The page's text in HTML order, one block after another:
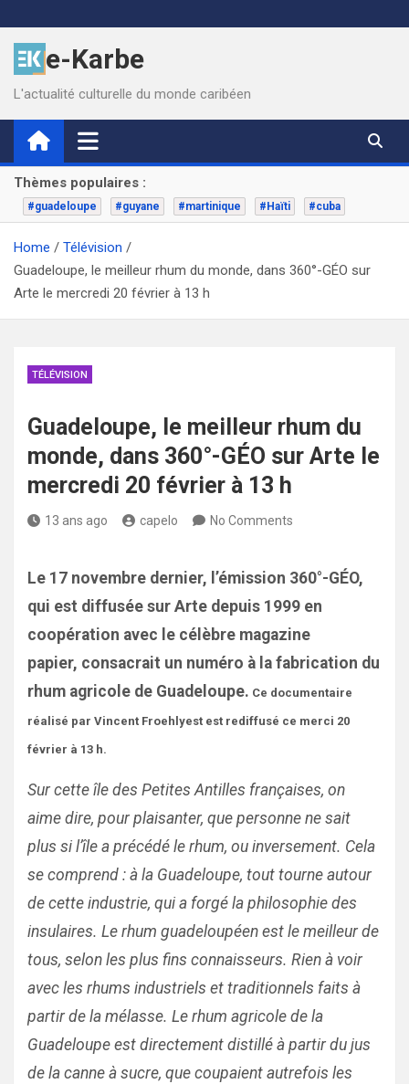
to
contente-Karbe
L'actualité culturelle du monde caribéen
Thèmes populaires :
#guadeloupe #guyane #martinique #Haïti #cuba
Home
Télévision
Guadeloupe, le meilleur rhum du monde, dans 360°-GÉO sur
Arte le mercredi 20 février à 13 h
TÉLÉVISION
Guadeloupe, le meilleur rhum du
monde, dans 360°-GÉO sur Arte le
mercredi 20 février à 13 h
13 ans ago capelo No Comments
Le 17 novembre dernier, l’émission 360°-GÉO,
qui est diffusée sur Arte depuis 1999 en
coopération avec le célèbre magazine
papier, consacrait un numéro à la fabrication du
rhum agricole de Guadeloupe. Ce documentaire
réalisé par Vincent Froehlyest est rediffusé ce merci 20
février à 13 h.
Sur cette île des Petites Antilles françaises, on
aime dire, pour plaisanter, que personne ne sait
plus si l’île a précédé le rhum, ou inversement. Cela
se comprend : à la Guadeloupe, tout tourne autour
de cette industrie, qui a forgé la philosophie des
insulaires. Le rhum guadeloupéen est le meilleur de
tous, selon les plus fins connaisseurs. Rien à voir
avec les rhums industriels et traditionnels faits à
partir de la mélasse. Le rhum agricole de la
Guadeloupe est directement distillé à partir du jus
de la canne à sucre, que coupaient autrefois les